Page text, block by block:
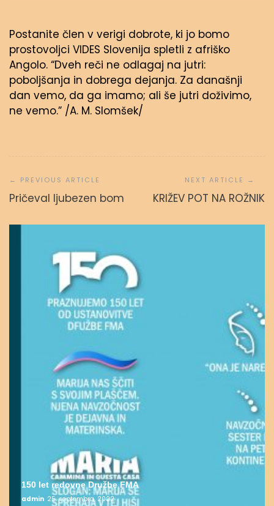
Postanite člen v verigi dobrote, ki jo bomo
prostovoljci VIDES Slovenija spletli z afriško
Angolo. “Dveh reči ne odlagaj na jutri:
poboljšanja in dobrega dejanja. Za današnji
dan vemo, da ga imamo; ali še jutri doživimo,
ne vemo.” /A. M. Slomšek/
prispevka
Pričeval ljubezen bom KRIŽEV POT NA ROŽNIK
150 let redovne Družbe FMA
admin 25. septembra, 2022